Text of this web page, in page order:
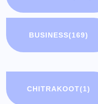
BUSINESS(169)
CHITRAKOOT(1)